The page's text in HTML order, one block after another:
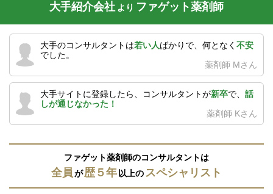
大手紹介会社 より ファゲット薬剤師
大手のコンサルタントは若い人ばかりで、何となく 不安
でした。
薬剤師 Mさん
大手サイトに登録したら、コンサルタントが新卒で、 話
しが通じなかった！
薬剤師 Kさん
ファゲット薬剤師のコンサルタントは
全員が歴５年以上のスペシャリスト